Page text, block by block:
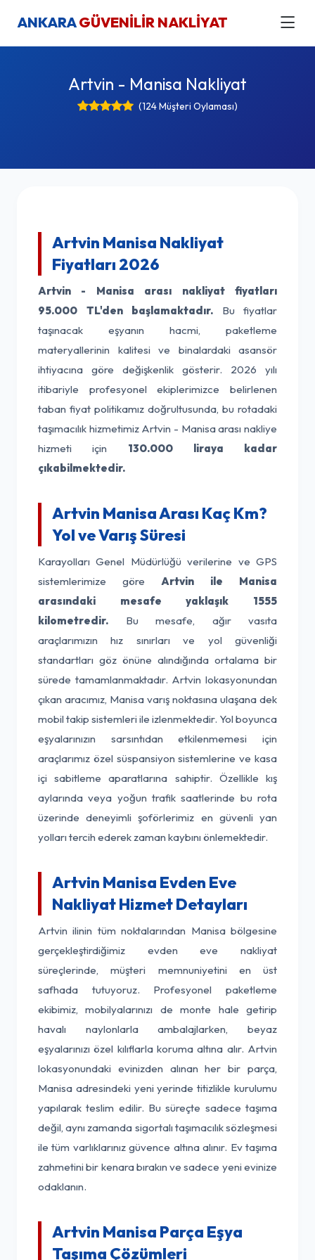
ANKARAGÜVENİLİR NAKLİYAT
Artvin - Manisa Nakliyat
(124 Müşteri Oylaması)
Artvin Manisa Nakliyat
Fiyatları 2026
Artvin - Manisa arası nakliyat fiyatları
95.000 TL'den başlamaktadır. Bu fiyatlar
taşınacak eşyanın hacmi, paketleme
materyallerinin kalitesi ve binalardaki asansör
ihtiyacına göre değişkenlik gösterir. 2026 yılı
itibariyle profesyonel ekiplerimizce belirlenen
taban fiyat politikamız doğrultusunda, bu rotadaki
taşımacılık hizmetimiz Artvin - Manisa arası nakliye
hizmeti için 130.000 liraya kadar
çıkabilmektedir.
Artvin Manisa Arası Kaç Km?
Yol ve Varış Süresi
Karayolları Genel Müdürlüğü verilerine ve GPS
sistemlerimize göre Artvin ile Manisa
arasındaki mesafe yaklaşık 1555
kilometredir. Bu mesafe, ağır vasıta
araçlarımızın hız sınırları ve yol güvenliği
standartları göz önüne alındığında ortalama bir
sürede tamamlanmaktadır. Artvin lokasyonundan
çıkan aracımız, Manisa varış noktasına ulaşana dek
mobil takip sistemleri ile izlenmektedir. Yol boyunca
eşyalarınızın sarsıntıdan etkilenmemesi için
araçlarımız özel süspansiyon sistemlerine ve kasa
içi sabitleme aparatlarına sahiptir. Özellikle kış
aylarında veya yoğun trafik saatlerinde bu rota
üzerinde deneyimli şoförlerimiz en güvenli yan
yolları tercih ederek zaman kaybını önlemektedir.
Artvin Manisa Evden Eve
Nakliyat Hizmet Detayları
Artvin ilinin tüm noktalarından Manisa bölgesine
gerçekleştirdiğimiz evden eve nakliyat
süreçlerinde, müşteri memnuniyetini en üst
safhada tutuyoruz. Profesyonel paketleme
ekibimiz, mobilyalarınızı de monte hale getirip
havalı naylonlarla ambalajlarken, beyaz
eşyalarınızı özel kılıflarla koruma altına alır. Artvin
lokasyonundaki evinizden alınan her bir parça,
Manisa adresindeki yeni yerinde titizlikle kurulumu
yapılarak teslim edilir. Bu süreçte sadece taşıma
değil, aynı zamanda sigortalı taşımacılık sözleşmesi
ile tüm varlıklarınız güvence altına alınır. Ev taşıma
zahmetini bir kenara bırakın ve sadece yeni evinize
odaklanın.
Artvin Manisa Parça Eşya
Taşıma Çözümleri